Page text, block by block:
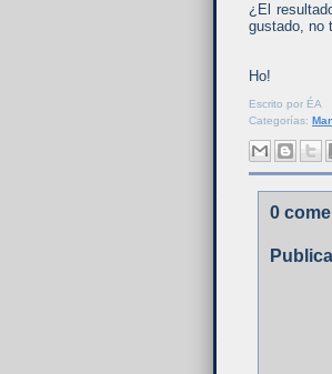
¿El
gustado, no
Ho!
Escrito por ÉA
Categorías:
0